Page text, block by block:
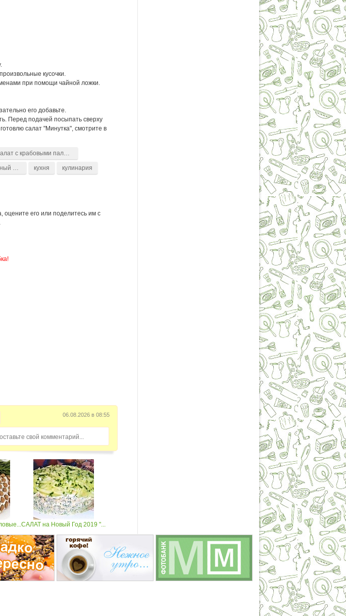
кусочки.
при помощи чайной ложки.
его добавьте.
Перед подачей посыпать сверху
салат "Минутка", смотрите в
салат с крабовыми палочками
салат на праздничный стол кухня кулинария
оцените его или поделитесь им с
06.08.2026 в 08:55
свой комментарий...
САЛАТ на Новый Год 2019 "...